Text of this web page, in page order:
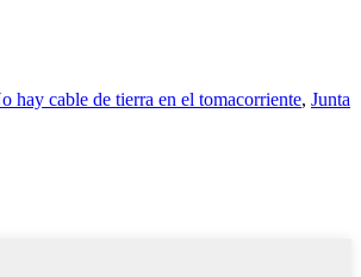
hay cable de tierra en el tomacorriente, Junta